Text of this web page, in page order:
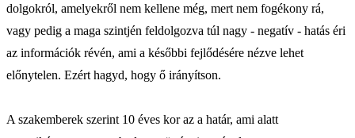
dolgokról, amelyekről nem kellene még, mert nem fogékony rá,
vagy pedig a maga szintjén feldolgozva túl nagy - negatív - hatás éri
az információk révén, ami a későbbi fejlődésére nézve lehet
előnytelen. Ezért hagyd, hogy ő irányítson.
A szakemberek szerint 10 éves kor az a határ, ami alatt